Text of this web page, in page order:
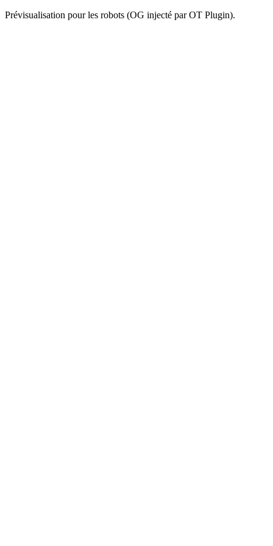
Prévisualisation pour les robots (OG injecté par OT Plugin).